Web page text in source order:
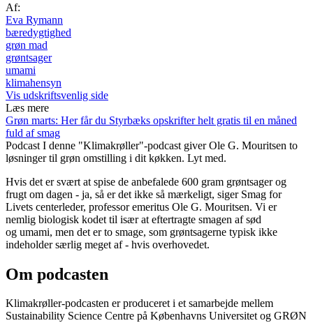
Af:
Eva Rymann
bæredygtighed
grøn mad
grøntsager
umami
klimahensyn
Vis udskriftsvenlig side
Læs mere
Grøn marts: Her får du Styrbæks opskrifter helt gratis til en måned
fuld af smag
Podcast I denne "Klimakrøller"-podcast giver Ole G. Mouritsen to
løsninger til grøn omstilling i dit køkken. Lyt med.
Hvis det er svært at spise de anbefalede 600 gram grøntsager og
frugt om dagen - ja, så er det ikke så mærkeligt, siger Smag for
Livets centerleder, professor emeritus Ole G. Mouritsen. Vi er
nemlig biologisk kodet til især at eftertragte smagen af sød
og umami, men det er to smage, som grøntsagerne typisk ikke
indeholder særlig meget af - hvis overhovedet.
Om podcasten
Klimakrøller-podcasten er produceret i et samarbejde mellem
Sustainability Science Centre på Københavns Universitet og GRØN